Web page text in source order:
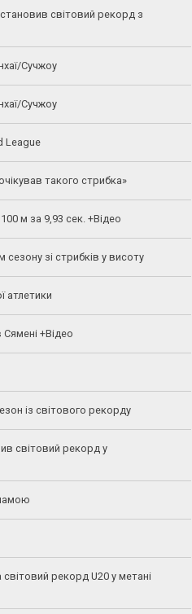
світовий рекорд з
Сучжоу
Сучжоу
League
такого стрибка»
м за 9,93 сек. +Відео
зі стрибків у висоту
атлетики
Сямені +Відео
із світового рекорду
світовий рекорд у
рекорд U20 у метані